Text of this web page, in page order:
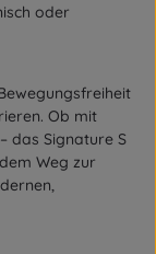
oder
Ob mit
das Signature S
Weg zur